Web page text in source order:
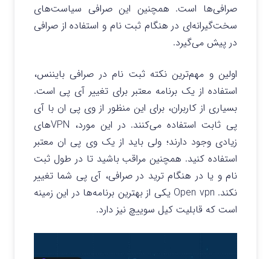
صرافی‌ها است. همچنین این صرافی سیاست‌های
سخت‌گیرانه‌ای در هنگام ثبت نام و استفاده از صرافی
در پیش می‌گیرد.
اولین و مهم‌ترین نکته ثبت نام در صرافی بایننس،
استفاده از یک برنامه معتبر برای تغییر آی پی است.
بسیاری از کاربران، برای این منظور از وی پی ان با آی
پی ثابت استفاده می‌کنند. در این مورد، VPNهای
زیادی وجود دارند؛ ولی باید از یک وی پی ان معتبر
استفاده کنید. همچنین مراقب باشید تا در طول ثبت
نام و یا در هنگام ترید در صرافی، آی پی شما تغییر
نکند. Open vpn یکی از بهترین برنامه‌ها در این زمینه
است که قابلیت کیل سوییچ نیز دارد.